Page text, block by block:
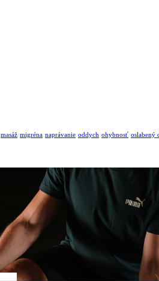
masáž migréna naprávanie oddych ohybnosť oslabený